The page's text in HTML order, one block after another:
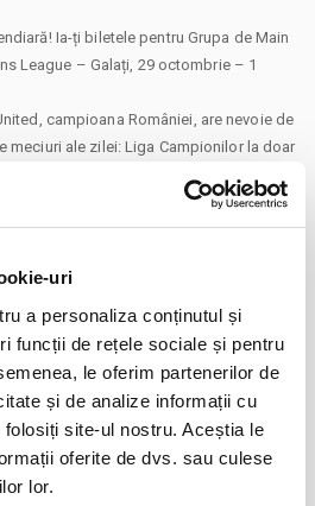
uri
a personaliza conținutul și
funcții de rețele sociale și pentru
le oferim partenerilor de
și de analize informații cu
site-ul nostru. Aceștia le
oferite de dvs. sau culese
lor.
Ia-ți biletele pentru Grupa de Main
League – Galați, 29 octombrie – 1
campioana României, are nevoie de
meciuri ale zilei: Liga Campionilor la doar
vs FC
pe lângă prețurile biletelor afisate, pot
suportate de dumneavoastră,
CONTINUARE
aceasta pagina